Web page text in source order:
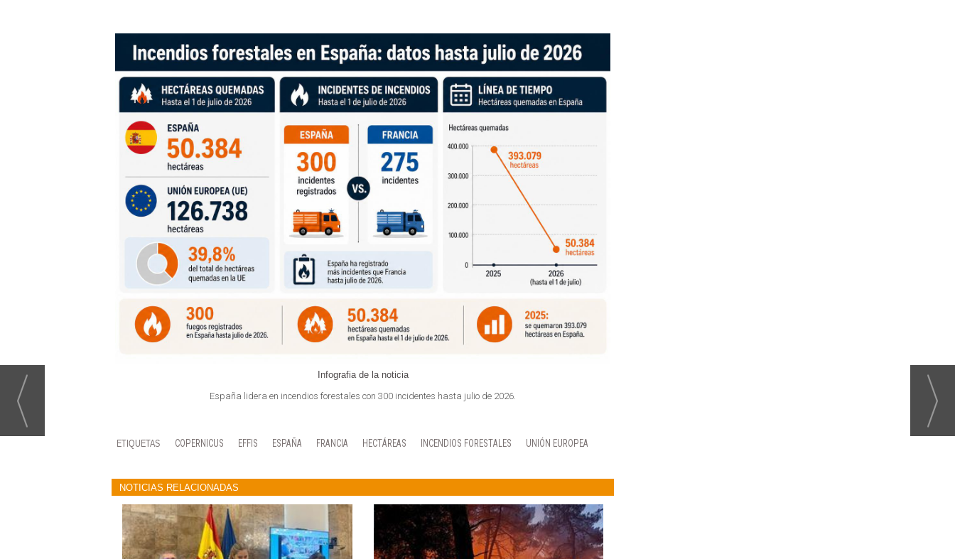
Infografia de la noticia
España lidera en incendios forestales con 300 incidentes hasta julio de 2026.
COPERNICUS EFFIS ESPAÑA FRANCIA HECTÁREAS INCENDIOS FORESTALES UNIÓN EUROPEA
NOTICIAS RELACIONADAS